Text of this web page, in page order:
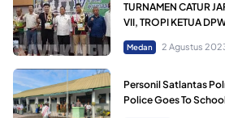
TURNAMEN CATUR
VII, TROPI KETUA
Medan 2 Agustus
Personil Satlantas
Police Goes To